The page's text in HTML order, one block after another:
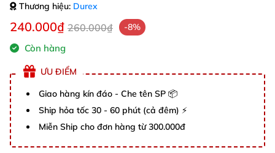
Thương hiệu: Durex
240.000₫ 260.000₫ -8%
Còn hàng
ƯU ĐIỂM
Giao hàng kín đáo - Che tên SP 📦
Ship hỏa tốc 30 - 60 phút (cả đêm) ⚡
Miễn Ship cho đơn hàng từ 300.000đ